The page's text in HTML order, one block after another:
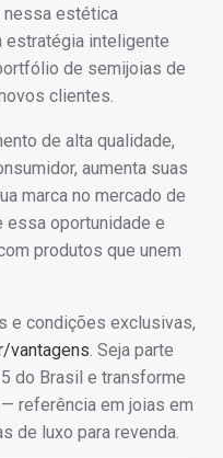
nessa estética
estratégia inteligente
de semijoias de
clientes.
de alta qualidade,
aumenta suas
marca no mercado de
essa oportunidade e
produtos que unem
e condições exclusivas,
vantagens . Seja parte
do Brasil e transforme
referência em joias em
de luxo para revenda.